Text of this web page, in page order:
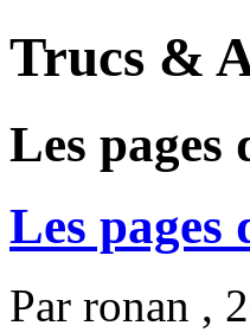
Trucs &
Les pages
Les pages
Par ronan ,